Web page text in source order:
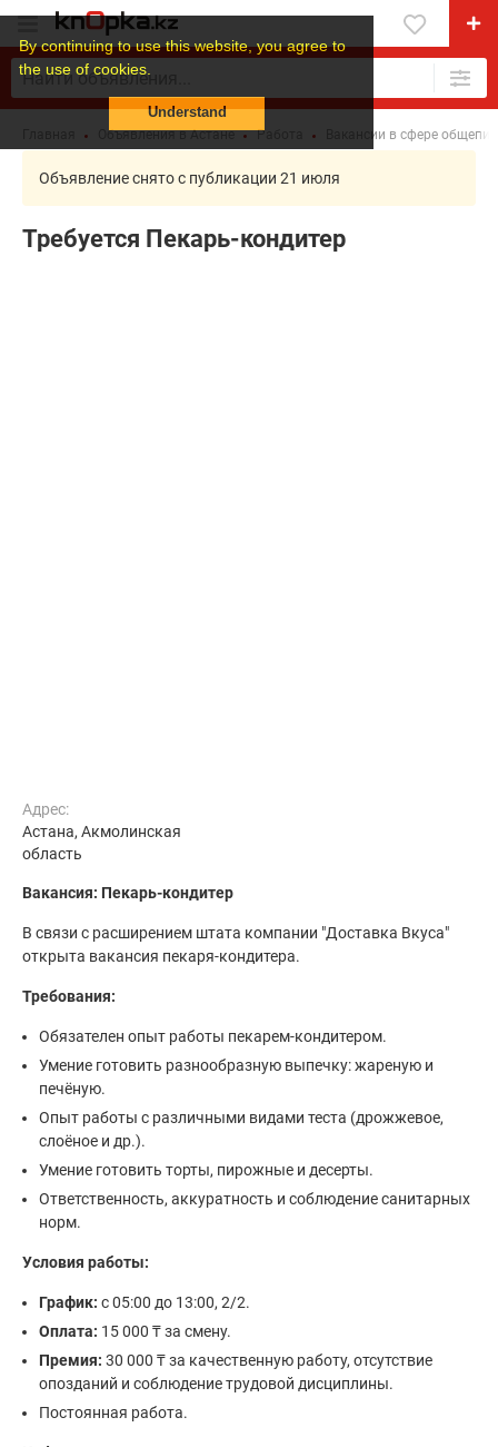
By continuing to use this website, you agree to
the use of cookies.
Understand
Объявления в Астане Работа Вакансии в сфере
Объявление снято с публикации 21 июля
Требуется Пекарь-кондитер
Адрес:
Астана, Акмолинская
область
Вакансия: Пекарь-кондитер
В связи с расширением штата компании "Доставка Вкуса"
открыта вакансия пекаря-кондитера.
Требования:
Обязателен опыт работы пекарем-кондитером.
Умение готовить разнообразную выпечку: жареную и
печёную.
Опыт работы с различными видами теста (дрожжевое,
слоёное и др.).
Умение готовить торты, пирожные и десерты.
Ответственность, аккуратность и соблюдение санитарных
норм.
Условия работы:
График: с 05:00 до 13:00, 2/2.
Оплата: 15 000 ₸ за смену.
Премия: 30 000 ₸ за качественную работу, отсутствие
опозданий и соблюдение трудовой дисциплины.
Постоянная работа.